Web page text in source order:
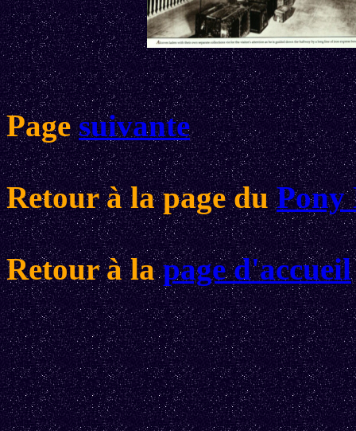
Pagesuivante
Retour à la page duPony
Retour à lapage d'accueil